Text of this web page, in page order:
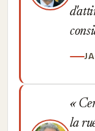
la